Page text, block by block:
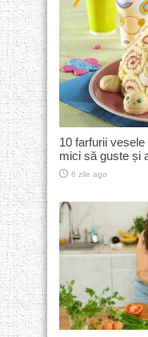
10 farfurii
mici să guste și
6 zile ago